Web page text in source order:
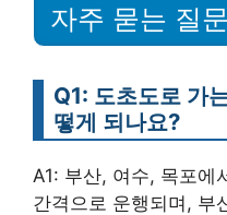
자주 묻는 질
Q1: 도초도로 가
떻게 되나요?
A1: 부산, 여수, 목포에
간격으로 운행되며,